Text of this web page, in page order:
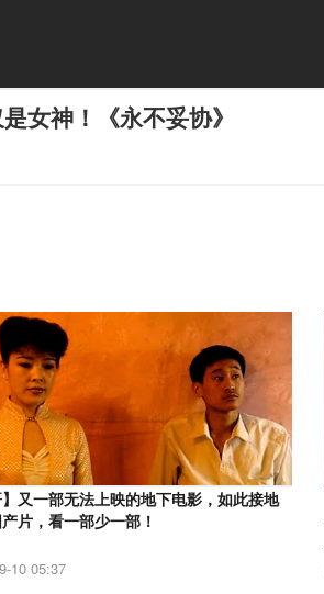
女神！《永不妥协》
】又一部无法上映的地下电影，如此接地
片，看一部少一部！
10 05:37